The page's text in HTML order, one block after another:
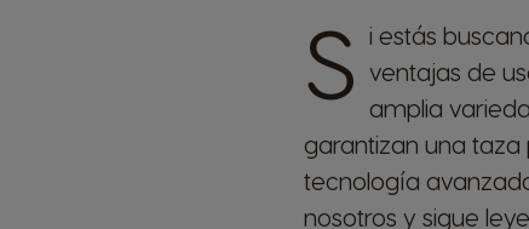
S i estás
ventajas de
amplia
garantizan una
tecnología
nosotros y sigue